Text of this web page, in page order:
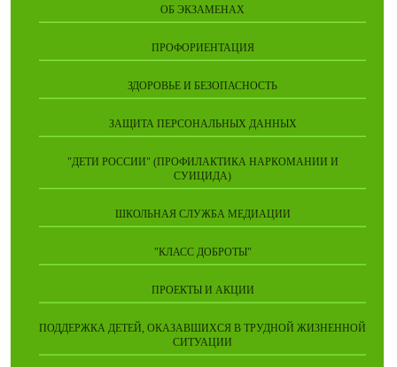
ОБ ЭКЗАМЕНАХ
ПРОФОРИЕНТАЦИЯ
ЗДОРОВЬЕ И БЕЗОПАСНОСТЬ
ЗАЩИТА ПЕРСОНАЛЬНЫХ ДАННЫХ
"ДЕТИ РОССИИ" (ПРОФИЛАКТИКА НАРКОМАНИИ И
СУИЦИДА)
ШКОЛЬНАЯ СЛУЖБА МЕДИАЦИИ
"КЛАСС ДОБРОТЫ"
ПРОЕКТЫ И АКЦИИ
ПОДДЕРЖКА ДЕТЕЙ, ОКАЗАВШИХСЯ В ТРУДНОЙ ЖИЗНЕННОЙ
СИТУАЦИИ